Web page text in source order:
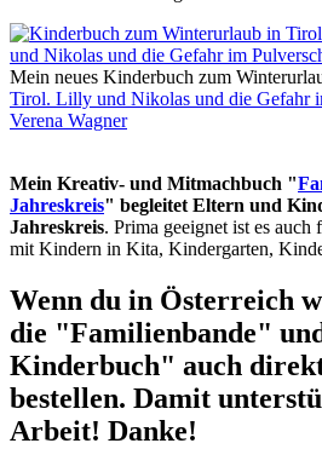
Mein neues Kinderbuch zum
Tirol. Lilly und Nikolas und die Gefahr
Verena Wagner
Mein Kreativ- und Mitmachbuch "
Jahreskreis" begleitet Eltern und
Jahreskreis. Prima geeignet ist es
mit Kindern in Kita, Kindergarten,
Wenn du in Österreich
die "Familienbande"
Kinderbuch" auch
bestellen. Damit
Arbeit! Danke!